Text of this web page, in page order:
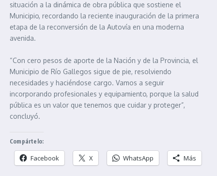
situación a la dinámica de obra pública que sostiene el
Municipio, recordando la reciente inauguración de la primera
etapa de la reconversión de la Autovía en una moderna
avenida.
“Con cero pesos de aporte de la Nación y de la Provincia, el
Municipio de Río Gallegos sigue de pie, resolviendo
necesidades y haciéndose cargo. Vamos a seguir
incorporando profesionales y equipamiento, porque la salud
pública es un valor que tenemos que cuidar y proteger”,
concluyó.
Compártelo:
Facebook X WhatsApp Más